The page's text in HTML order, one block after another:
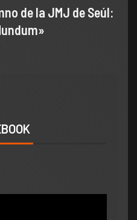
de la JMJ de Seúl: